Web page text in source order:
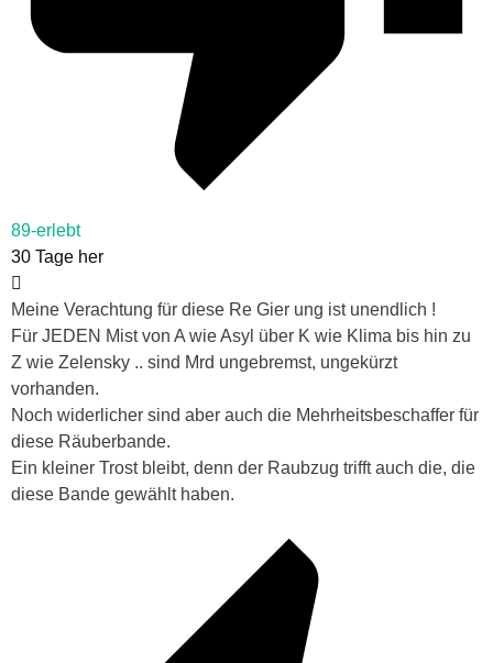
89-erlebt
30 Tage her
Meine Verachtung für diese Re Gier ung ist unendlich !
Für JEDEN Mist von A wie Asyl über K wie Klima bis hin zu
Z wie Zelensky .. sind Mrd ungebremst, ungekürzt
vorhanden.
Noch widerlicher sind aber auch die Mehrheitsbeschaffer für
diese Räuberbande.
Ein kleiner Trost bleibt, denn der Raubzug trifft auch die, die
diese Bande gewählt haben.